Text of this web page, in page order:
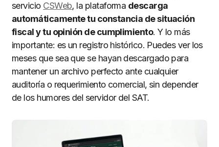
servicio CSWeb, la plataforma descarga
automáticamente tu constancia de situación
fiscal y tu opinión de cumplimiento. Y lo más
importante: es un registro histórico. Puedes ver los
meses que sea que se hayan descargado para
mantener un archivo perfecto ante cualquier
auditoría o requerimiento comercial, sin depender
de los humores del servidor del SAT.